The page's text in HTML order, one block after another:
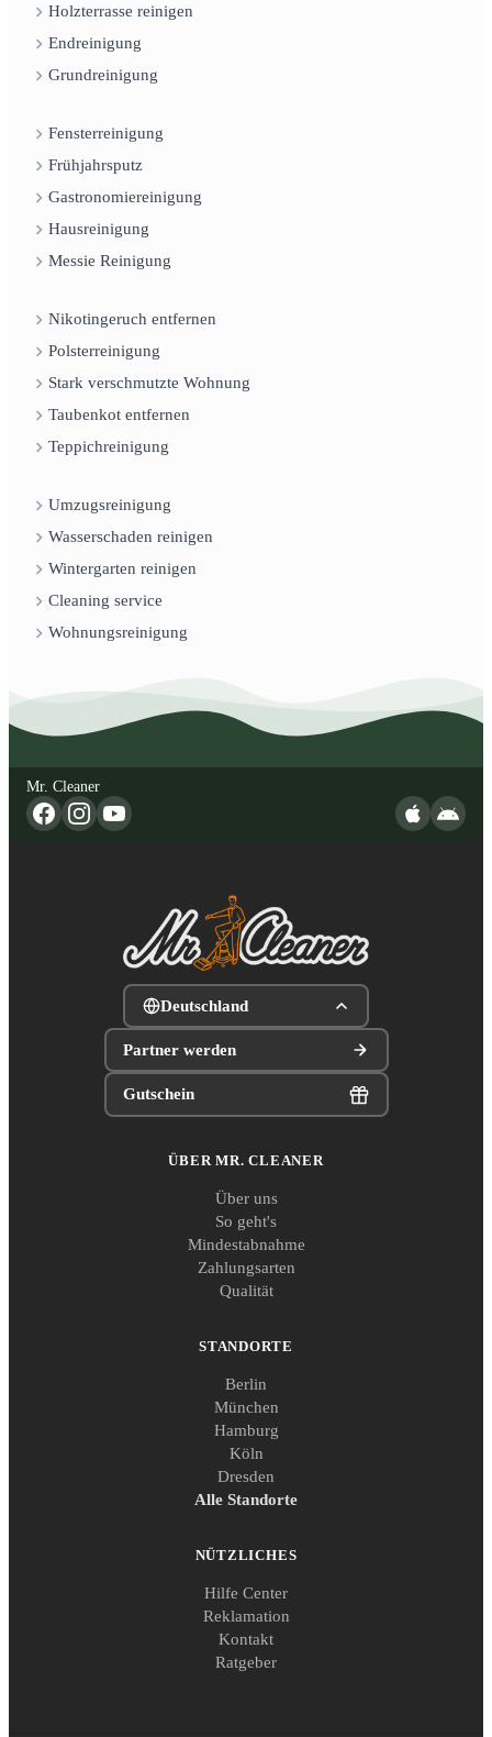
Holzterrasse reinigen
Endreinigung
Grundreinigung
Fensterreinigung
Frühjahrsputz
Gastronomiereinigung
Hausreinigung
Messie Reinigung
Nikotingeruch entfernen
Polsterreinigung
Stark verschmutzte Wohnung
Taubenkot entfernen
Teppichreinigung
Umzugsreinigung
Wasserschaden reinigen
Wintergarten reinigen
Cleaning service
Wohnungsreinigung
Mr. Cleaner
Deutschland
Partner werden
Gutschein
ÜBER MR. CLEANER
Über uns
So geht's
Mindestabnahme
Zahlungsarten
Qualität
STANDORTE
Berlin
München
Hamburg
Köln
Dresden
Alle Standorte
NÜTZLICHES
Hilfe Center
Reklamation
Kontakt
Ratgeber